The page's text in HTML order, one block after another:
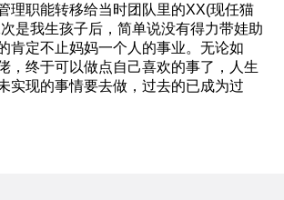
理职能转移给当时团队里的XX(现任猫
是我生孩子后，简单说没有得力带娃助
肯定不止妈妈一个人的事业。无论如
，终于可以做点自己喜欢的事了，人生
实现的事情要去做，过去的已成为过